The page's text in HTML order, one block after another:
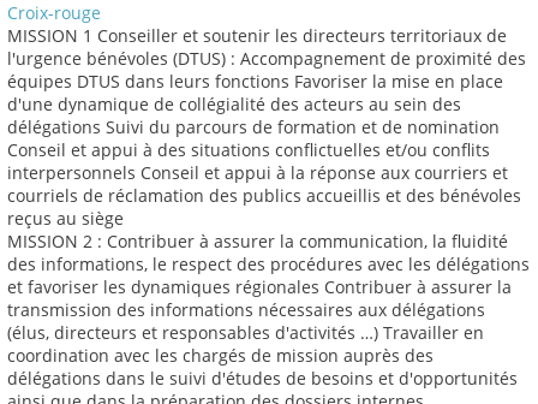
Croix-rouge
MISSION 1 Conseiller et soutenir les directeurs territoriaux de
l'urgence bénévoles (DTUS) : Accompagnement de proximité des
équipes DTUS dans leurs fonctions Favoriser la mise en place
d'une dynamique de collégialité des acteurs au sein des
délégations Suivi du parcours de formation et de nomination
Conseil et appui à des situations conflictuelles et/ou conflits
interpersonnels Conseil et appui à la réponse aux courriers et
courriels de réclamation des publics accueillis et des bénévoles
reçus au siège
MISSION 2 : Contribuer à assurer la communication, la fluidité
des informations, le respect des procédures avec les délégations
et favoriser les dynamiques régionales Contribuer à assurer la
transmission des informations nécessaires aux délégations
(élus, directeurs et responsables d'activités …) Travailler en
coordination avec les chargés de mission auprès des
délégations dans le suivi d'études de besoins et d'opportunités